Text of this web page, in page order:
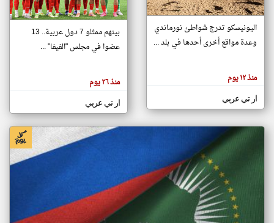
تغيير الدولة
اخبار جزر القمر على مدار الساعة
أهم اخبار جزر القمر العاجلة والمباشرة
هنا عن
وجهة
كاتبيها.
اليونيسكو تدرج شواطئ نورماندي
وعدة مواقع أخرى أحدها في بلد ...
منذ ١٢ يوم
ار تي عربي
بينهم ممثلو 7 دول عربية.. 13
عضوا في مجلس "الفيفا" ...
منذ ٢٦ يوم
ار تي عربي
klyoum.com